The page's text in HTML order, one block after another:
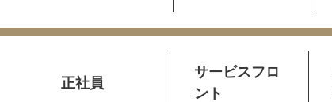
正社員
サービスフロ
ント